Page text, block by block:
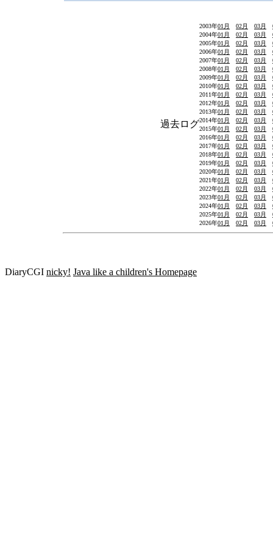
過去ログ
2003年01月 02月 03月
2004年01月 02月 03月
2005年01月 02月 03月
2006年01月 02月 03月
2007年01月 02月 03月
2008年01月 02月 03月
2009年01月 02月 03月
2010年01月 02月 03月
2011年01月 02月 03月
2012年01月 02月 03月
2013年01月 02月 03月
2014年01月 02月 03月
2015年01月 02月 03月
2016年01月 02月 03月
2017年01月 02月 03月
2018年01月 02月 03月
2019年01月 02月 03月
2020年01月 02月 03月
2021年01月 02月 03月
2022年01月 02月 03月
2023年01月 02月 03月
2024年01月 02月 03月
2025年01月 02月 03月
2026年01月 02月 03月
DiaryCGI nicky! Java like a children's Homepage